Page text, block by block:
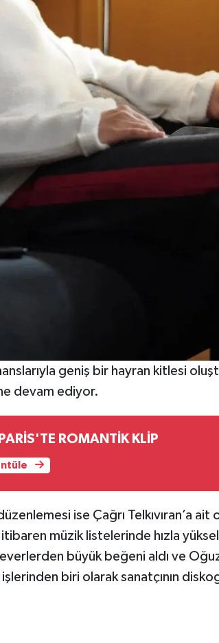
geniş bir hayran kitlesi
devam ediyor.
ROMANTİK KLİP
ise Çağrı Telkıvıran’a ait
itibaren müzik listelerinde hızla
büyük beğeni aldı ve
biri olarak sanatçının